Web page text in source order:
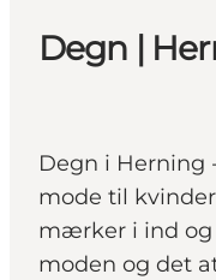
Degn |
Degn i Herning
mode til
mærker i ind og
moden og det